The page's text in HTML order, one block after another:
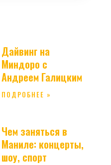
Дайвинг на
Миндоро с
Андреем Галицким
ПОДРОБНЕЕ »
Чем заняться в
Маниле: концерты,
шоу, спорт